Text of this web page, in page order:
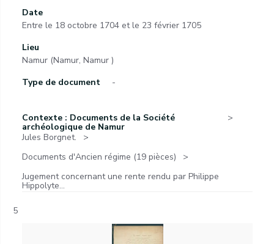
Date
Entre le 18 octobre 1704 et le 23 février 1705
Lieu
Namur (Namur, Namur )
Type de document
-
Contexte : Documents de la Société
archéologique de Namur
Jules Borgnet.
Documents d'Ancien régime (19 pièces)
Jugement concernant une rente rendu par Philippe
Hippolyte...
5